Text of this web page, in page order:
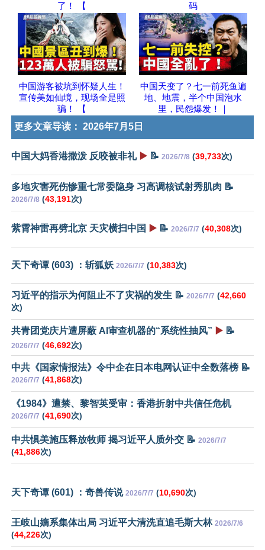
了！ 【
码
中国游客被坑到怀疑人生！
宣传美如仙境，现场全是照
骗！ 【
中国天变了？七一前死鱼遍
地、地震，半个中国泡水
里，民怨爆发！｜
更多文章导读： 2026年7月5日
中国大妈香港撒泼 反咬被非礼 ▶️ 📝 2026/7/8 (39,733次)
多地灾害死伤惨重七常委隐身 习高调核试射秀肌肉 📝
2026/7/8 (43,191次)
紫霄神雷再劈北京 天灾横扫中国 ▶️ 📝 2026/7/7 (40,308次)
天下奇谭 (603) ：斩狐妖 2026/7/7 (10,383次)
习近平的指示为何阻止不了灾祸的发生 📝 2026/7/7 (42,660
次)
共青团党庆片遭屏蔽 AI审查机器的“系统性抽风” ▶️ 📝
2026/7/7 (46,692次)
中共《国家情报法》令中企在日本电网认证中全数落榜 📝
2026/7/7 (41,868次)
《1984》遭禁、黎智英受审：香港折射中共信任危机
2026/7/7 (41,690次)
中共惧美施压释放牧师 揭习近平人质外交 📝 2026/7/7
(41,886次)
天下奇谭 (601) ：奇兽传说 2026/7/7 (10,690次)
王岐山嫡系集体出局 习近平大清洗直追毛斯大林 2026/7/6
(44,226次)